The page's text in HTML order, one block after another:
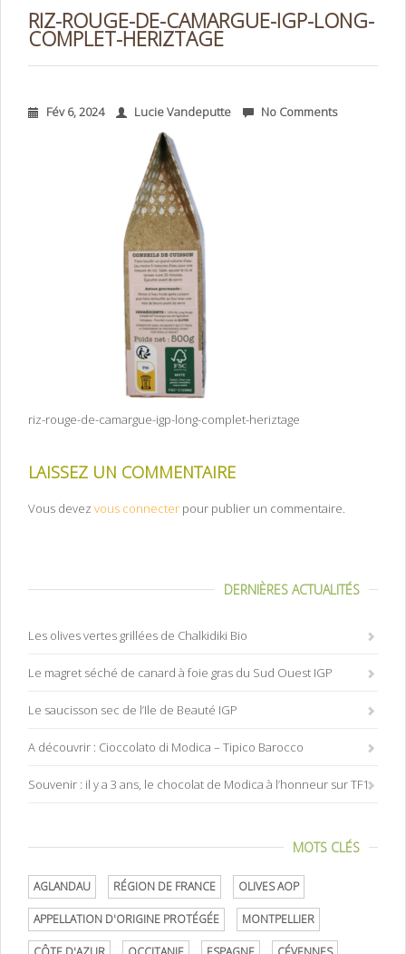
RIZ-ROUGE-DE-CAMARGUE-IGP-LONG-
COMPLET-HERIZTAGE
Fév 6, 2024 Lucie Vandeputte No Comments
riz-rouge-de-camargue-igp-long-complet-heriztage
LAISSEZ UN COMMENTAIRE
Vous devez vous connecter pour publier un commentaire.
DERNIÈRES ACTUALITÉS
Les olives vertes grillées de Chalkidiki Bio
Le magret séché de canard à foie gras du Sud Ouest IGP
Le saucisson sec de l’Ile de Beauté IGP
A découvrir : Cioccolato di Modica – Tipico Barocco
Souvenir : il y a 3 ans, le chocolat de Modica à l’honneur sur TF1
MOTS CLÉS
AGLANDAU RÉGION DE FRANCE OLIVES AOP
APPELLATION D'ORIGINE PROTÉGÉE MONTPELLIER